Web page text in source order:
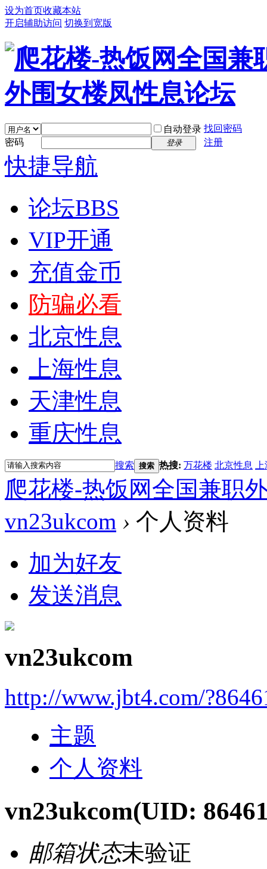
设为首页收藏本站
开启辅助访问 切换到宽版
自动登录 找回密码
密码
登录 注册
快捷导航
论坛BBS
VIP开通
充值金币
防骗必看
北京性息
上海性息
天津性息
重庆性息
搜索 搜索 热搜: 万花楼 北京性息
爬花楼-热饭网全国兼职
vn23ukcom › 个人资料
加为好友
发送消息
vn23ukcom
http://www.jbt4.com/
主题
个人资料
vn23ukcom(UID:
邮箱状态未验证